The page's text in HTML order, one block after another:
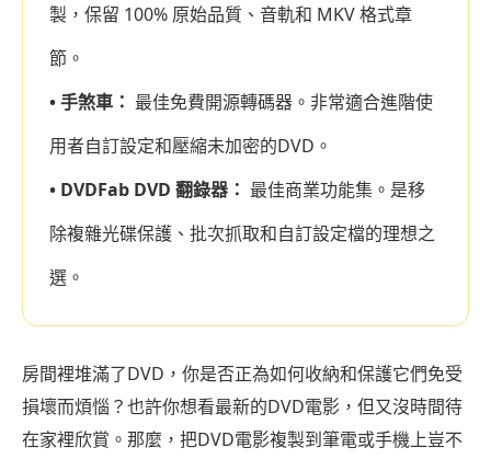
製，保留 100% 原始品質、音軌和 MKV 格式章
節。
• 手煞車： 最佳免費開源轉碼器。非常適合進階使
用者自訂設定和壓縮未加密的DVD。
• DVDFab DVD 翻錄器： 最佳商業功能集。是移
除複雜光碟保護、批次抓取和自訂設定檔的理想之
選。
房間裡堆滿了DVD，你是否正為如何收納和保護它們免受
損壞而煩惱？也許你想看最新的DVD電影，但又沒時間待
在家裡欣賞。那麼，把DVD電影複製到筆電或手機上豈不